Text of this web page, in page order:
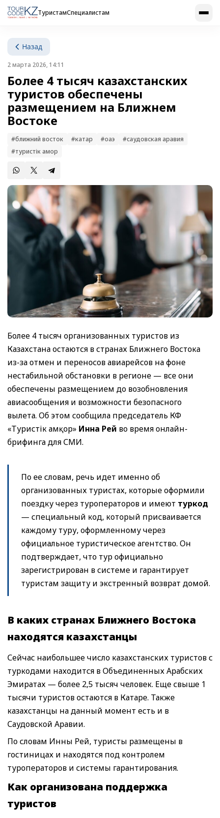
ТуристамСпециалистам
Назад
2 марта 2026, 14:11
Более 4 тысяч казахстанских
туристов обеспечены
размещением на Ближнем
Востоке
#ближний восток #катар #оаэ
#саудовская аравия
#туристік қамқор
Более 4 тысяч организованных туристов из
Казахстана остаются в странах Ближнего Востока
из-за отмен и переносов авиарейсов на фоне
нестабильной обстановки в регионе — все они
обеспечены размещением до возобновления
авиасообщения и возможности безопасного
вылета. Об этом сообщила председатель КФ
«Туристік Қамқор» Инна Рей во время онлайн-
брифинга для СМИ.
По ее словам, речь идет именно об
организованных туристах, которые оформили
поездку через туроператоров и имеют туркод
— специальный код, который присваивается
каждому туру, оформленному через
официальное туристическое агентство. Он
подтверждает, что тур официально
зарегистрирован в системе и гарантирует
туристам защиту и экстренный возврат домой.
В каких странах Ближнего Востока
находятся казахстанцы
Сейчас наибольшее число казахстанских туристов с
туркодами находится в Объединенных Арабских
Эмиратах — более 2,5 тысяч человек. Еще свыше 1
тысячи туристов остаются в Катаре. Также
казахстанцы на данный момент есть и в
Саудовской Аравии.
По словам Инны Рей, туристы размещены в
гостиницах и находятся под контролем
туроператоров и системы гарантирования.
Как организована поддержка
туристов